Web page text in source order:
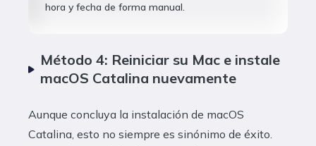
hora y fecha de forma manual.
Método 4: Reiniciar su Mac e instale
macOS Catalina nuevamente
Aunque concluya la instalación de macOS
Catalina, esto no siempre es sinónimo de éxito.